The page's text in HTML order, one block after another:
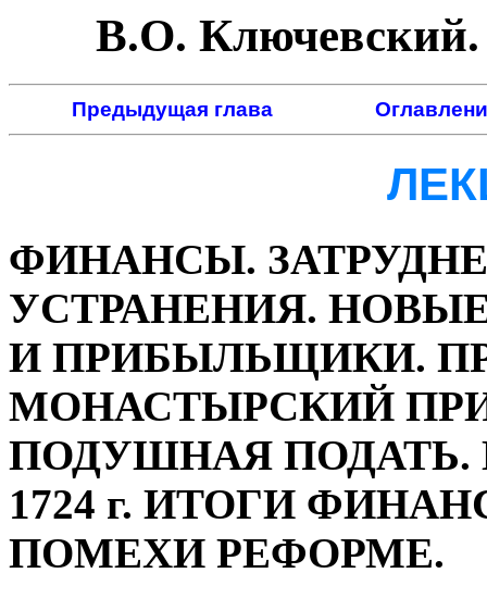
В.О. Ключевский.
Предыдущая глава
ФИНАНСЫ.
УСТРАНЕНИЯ.
И ПРИБЫЛЬЩИКИ.
МОНАСТЫРСКИЙ
ПОДУШНАЯ ПОДАТЬ.
1724 г. ИТОГИ
ПОМЕХИ РЕФОРМЕ.